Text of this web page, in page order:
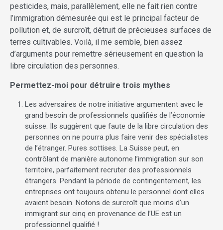
pesticides, mais, parallèlement, elle ne fait rien contre
l’immigration démesurée qui est le principal facteur de
pollution et, de surcroît, détruit de précieuses surfaces de
terres cultivables. Voilà, il me semble, bien assez
d’arguments pour remettre sérieusement en question la
libre circulation des personnes.
Permettez-moi pour détruire trois mythes
Les adversaires de notre initiative argumentent avec le
grand besoin de professionnels qualifiés de l’économie
suisse. Ils suggèrent que faute de la libre circulation des
personnes on ne pourra plus faire venir des spécialistes
de l’étranger. Pures sottises. La Suisse peut, en
contrôlant de manière autonome l’immigration sur son
territoire, parfaitement recruter des professionnels
étrangers. Pendant la période de contingentement, les
entreprises ont toujours obtenu le personnel dont elles
avaient besoin. Notons de surcroît que moins d’un
immigrant sur cinq en provenance de l’UE est un
professionnel qualifié !